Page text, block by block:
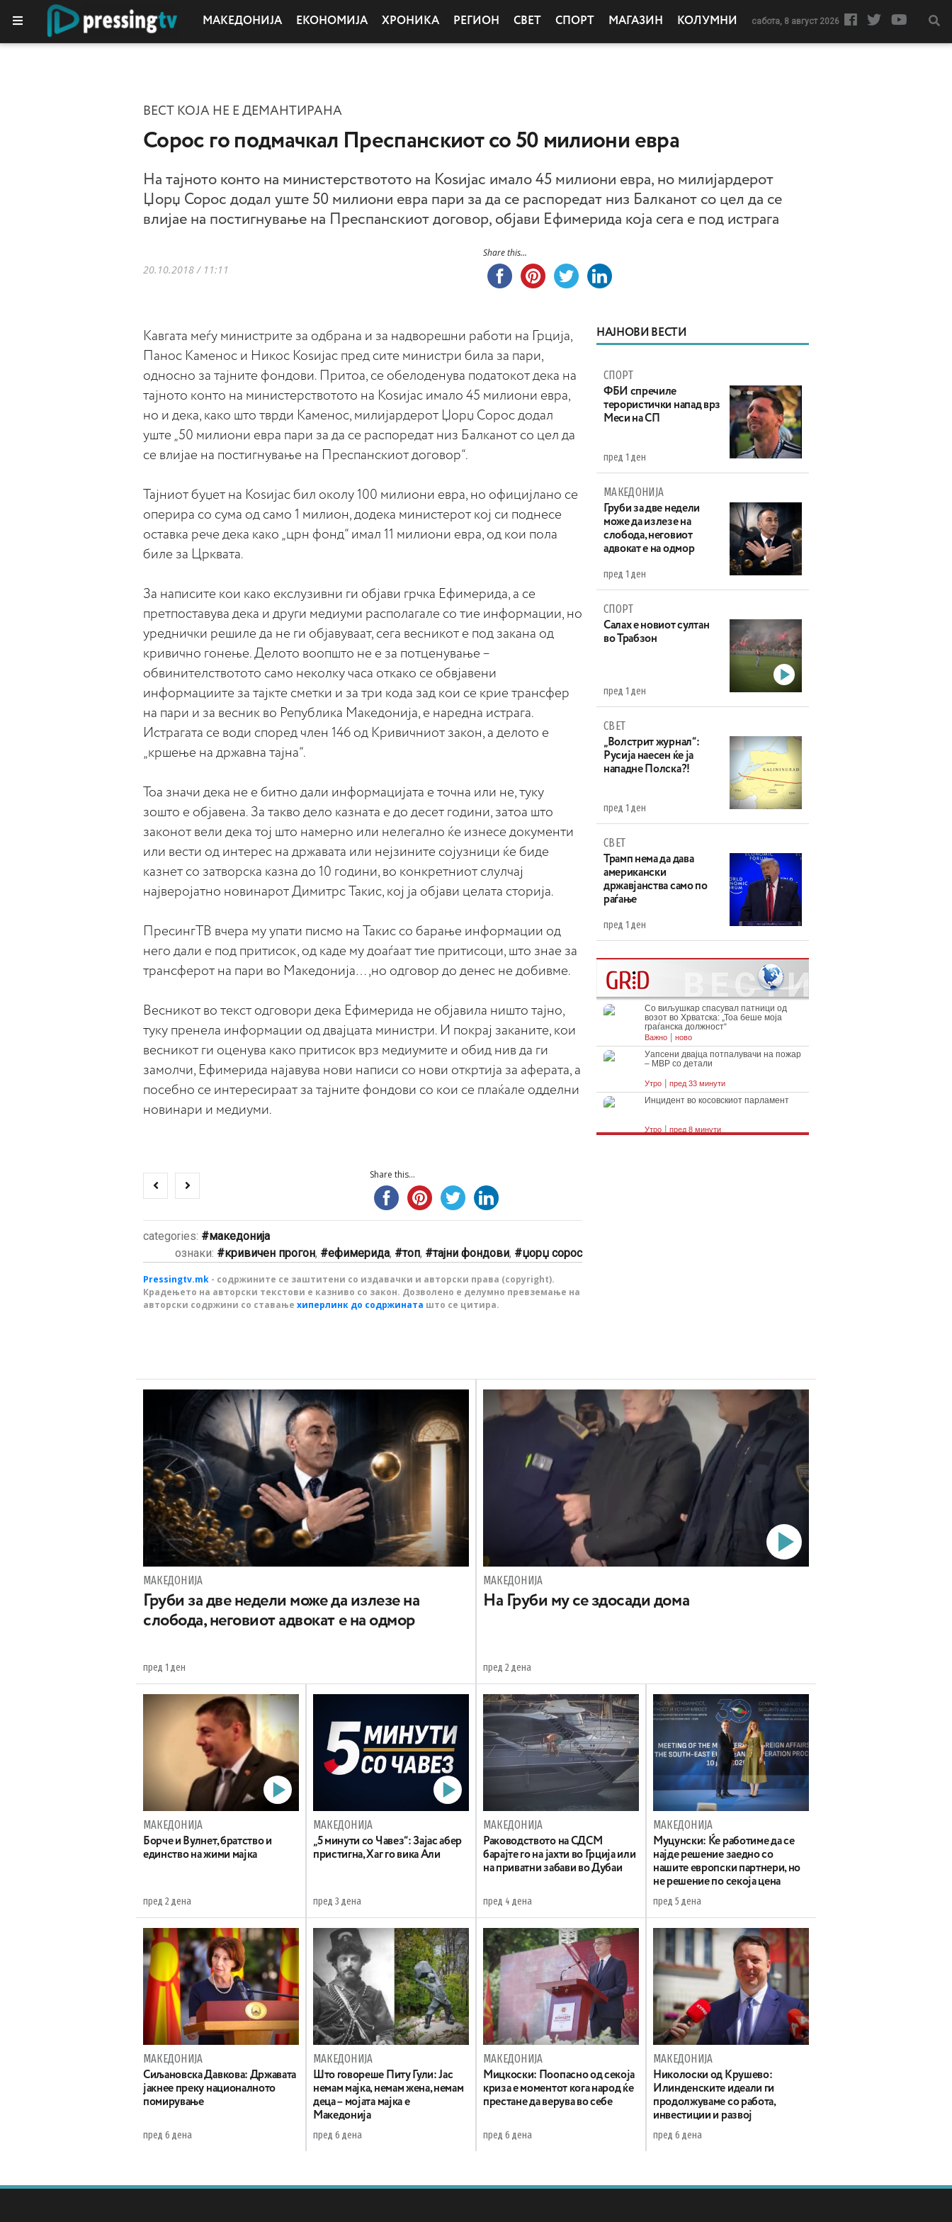
МАКЕДОНИЈА ЕКОНОМИЈА ХРОНИКА РЕГИОН СВЕТ СПОРТ МАГАЗИН КОЛУМНИ сабота, 8 август 2026
ВЕСТ КОЈА НЕ Е ДЕМАНТИРАНА
Сорос го подмачкал Преспанскиот со 50 милиони евра
На тајното конто на министерствотото на Коѕијас имало 45 милиони евра, но милијардерот
Џорџ Сорос додал уште 50 милиони евра пари за да се распоредат низ Балканот со цел да се
влијае на постигнување на Преспанскиот договор, објави Ефимерида која сега е под истрага
20.10.2018 / 11:11
Share this...
Кавгата меѓу министрите за одбрана и за надворешни работи на Грција,
Панос Каменос и Никос Коѕијас пред сите министри била за пари,
односно за тајните фондови. Притоа, се обелоденува податокот дека на
тајното конто на министерствотото на Коѕијас имало 45 милиони евра,
но и дека, како што тврди Каменос, милијардерот Џорџ Сорос додал
уште „50 милиони евра пари за да се распоредат низ Балканот со цел да
се влијае на постигнување на Преспанскиот договор“.
Тајниот буџет на Коѕијас бил околу 100 милиони евра, но официјлано се
оперира со сума од само 1 милион, додека министерот кој си поднесе
оставка рече дека како „црн фонд“ имал 11 милиони евра, од кои пола
биле за Црквата.
За написите кои како екслузивни ги објави грчка Ефимерида, а се
претпоставува дека и други медиуми располагале со тие информации, но
уреднички решиле да не ги објавуваат, сега весникот е под закана од
кривично гонење. Делото воопшто не е за потценување –
обвинителствотото само неколку часа откако се обвјавени
информациите за тајкте сметки и за три кода зад кои се крие трансфер
на пари и за весник во Република Македонија, е наредна истрага.
Истрагата се води според член 146 од Кривичниот закон, а делото е
„кршење на државна тајна“.
Тоа значи дека не е битно дали информацијата е точна или не, туку
зошто е објавена. За такво дело казната е до десет години, затоа што
законот вели дека тој што намерно или нелегално ќе изнесе документи
или вести од интерес на државата или нејзините сојузници ќе биде
казнет со затворска казна до 10 години, во конкретниот слулчај
најверојатно новинарот Димитрс Такис, кој ја објави целата сторија.
ПресингТВ вчера му упати писмо на Такис со барање информации од
него дали е под притисок, од каде му доаѓаат тие притисоци, што знае за
трансферот на пари во Македонија…,но одговор до денес не добивме.
Весникот во текст одговори дека Ефимерида не објавила ништо тајно,
туку пренела информации од двајцата министри. И покрај заканите, кои
весникот ги оценува како притисок врз медиумите и обид нив да ги
замолчи, Ефимерида најавува нови написи со нови откртија за аферата, а
посебно се интересираат за тајните фондови со кои се плаќале одделни
новинари и медиуми.
Share this...
categories:
македонија
ознаки:
кривичен прогон, ефимерида, топ, тајни фондови, џорџ сорос
Pressingtv.mk - содржините се заштитени со издавачки и авторски права (copyright).
Крадењето на авторски текстови е казниво со закон. Дозволено е делумно превземање на
авторски содржини со ставање хиперлинк до содржината што се цитира.
НАЈНОВИ ВЕСТИ
СПОРТ
ФБИ спречиле
терористички напад врз
Меси на СП
пред 1 ден
МАКЕДОНИЈА
Груби за две недели
може да излезе на
слобода, неговиот
адвокат е на одмор
пред 1 ден
СПОРТ
Салах е новиот султан
во Трабзон
пред 1 ден
СВЕТ
„Волстрит журнал“:
Русија наесен ќе ја
нападне Полска?!
пред 1 ден
СВЕТ
Трамп нема да дава
американски
државјанства само по
раѓање
пред 1 ден
МАКЕДОНИЈА
Груби за две недели може да излезе на
слобода, неговиот адвокат е на одмор
пред 1 ден
МАКЕДОНИЈА
На Груби му се здосади дома
пред 2 дена
МАКЕДОНИЈА
Борче и Вулнет, братство и
единство на жими мајка
пред 2 дена
МАКЕДОНИЈА
„5 минути со Чавез“: Зајас абер
пристигна, Хаг го вика Али
пред 3 дена
МАКЕДОНИЈА
Раководството на СДСМ
барајте го на јахти во Грција или
на приватни забави во Дубаи
пред 4 дена
МАКЕДОНИЈА
Муцунски: Ќе работиме да се
најде решение заедно со
нашите европски партнери, но
не решение по секоја цена
пред 5 дена
МАКЕДОНИЈА
Сиљановска Давкова: Државата
јакнее преку националното
помирување
пред 6 дена
МАКЕДОНИЈА
Што говореше Питу Гули: Јас
немам мајка, немам жена, немам
деца – мојата мајка е
Македонија
пред 6 дена
МАКЕДОНИЈА
Мицкоски: Поопасно од секоја
криза е моментот кога народ ќе
престане да верува во себе
пред 6 дена
МАКЕДОНИЈА
Николоски од Крушево:
Илинденските идеали ги
продолжуваме со работа,
инвестиции и развој
пред 6 дена